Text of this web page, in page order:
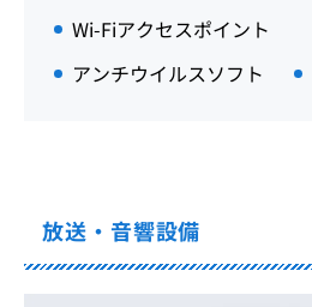
Wi-Fiアクセスポイント
アンチウイルスソフト
放送・音響設備